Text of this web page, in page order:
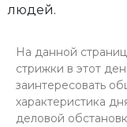
людей.
На данной
стрижки в этот
заинтересовать
характеристика
деловой